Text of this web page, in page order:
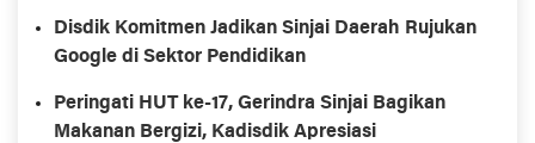
Disdik Komitmen Jadikan Sinjai Daerah Rujukan
Google di Sektor Pendidikan
Peringati HUT ke-17, Gerindra Sinjai Bagikan
Makanan Bergizi, Kadisdik Apresiasi